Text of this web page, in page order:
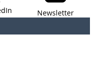
Newsletter